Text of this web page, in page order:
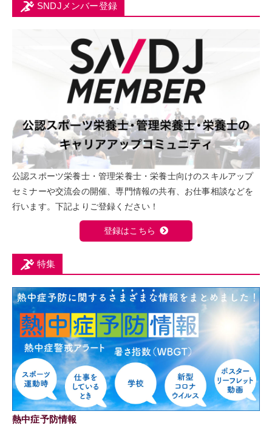
SNDJメンバー登録
公認スポーツ栄養士・管理栄養士・栄養士向けのスキルアップ
セミナーや交流会の開催、専門情報の共有、お仕事相談などを
行います。下記よりご登録ください！
登録はこちら
特集
熱中症予防情報